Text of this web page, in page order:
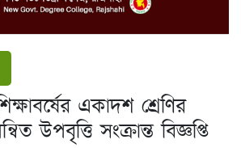
একাদশ শ্রেণির
উপবৃত্তি সংক্রান্ত বিজ্ঞপ্তি